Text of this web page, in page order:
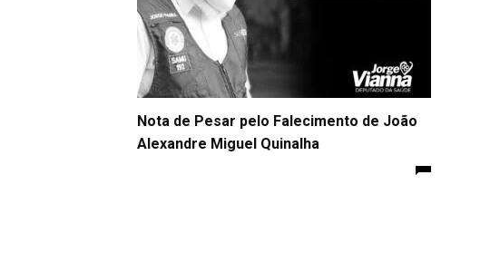
Nota de Pesar pelo Falecimento de João
Alexandre Miguel Quinalha